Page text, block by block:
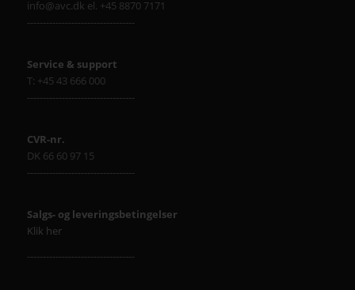
info@avc.dk el. +45 8870 7171
----------------------------------
Service & support
T: +45 43 666 000
----------------------------------
CVR-nr.
DK 66 60 97 15
----------------------------------
Salgs- og leveringsbetingelser
Klik her
----------------------------------